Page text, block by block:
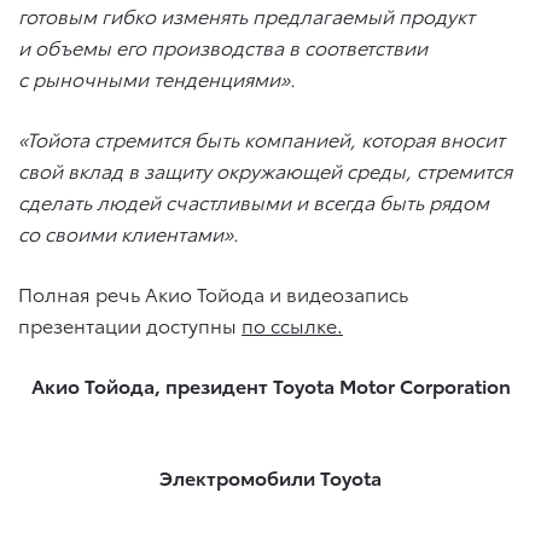
готовым гибко изменять предлагаемый продукт
и объемы его производства в соответствии
с рыночными тенденциями».
«Тойота стремится быть компанией, которая вносит
свой вклад в защиту окружающей среды, стремится
сделать людей счастливыми и всегда быть рядом
со своими клиентами».
Полная речь Акио Тойода и видеозапись
презентации доступны по ссылке.
Акио Тойода, президент Toyota Motor Corporation
Электромобили Toyota